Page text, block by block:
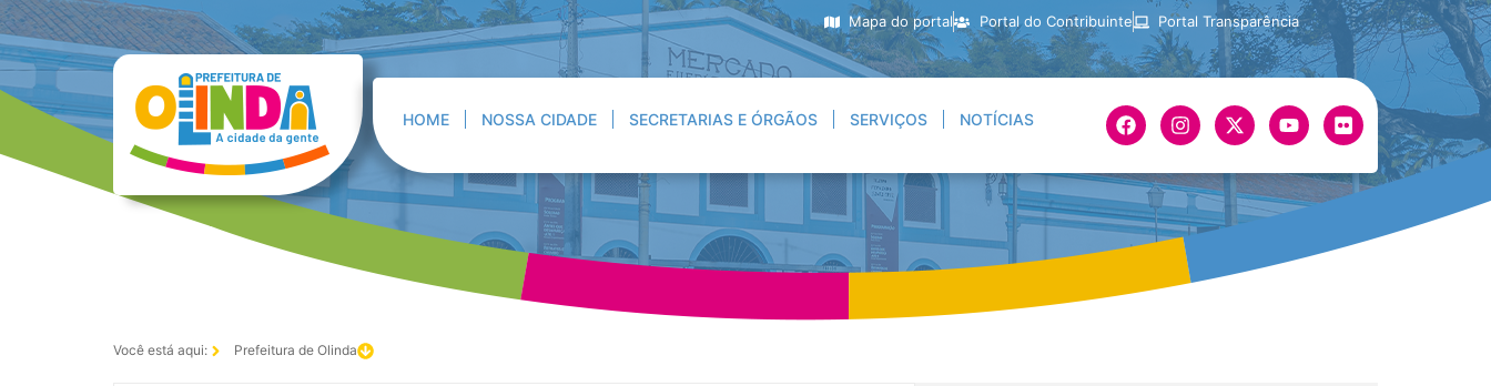
Mapa do portal Portal do Contribuinte Portal Transparência
HOME NOSSA CIDADE SECRETARIAS E ÓRGÃOS SERVIÇOS NOTÍCIAS
Você está aqui: Prefeitura de Olinda